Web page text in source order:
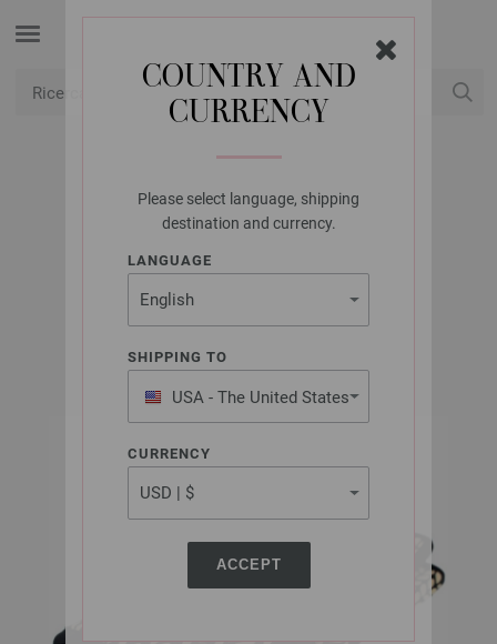
COUNTRY AND
CURRENCY
Please select language, shipping
destination and currency.
LANGUAGE
SHIPPING TO
USA - The United States
of America
CURRENCY
ACCEPT
LANA GROSSA
BORSA PER AGHI
CIRCOLARI